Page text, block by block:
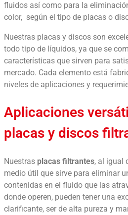
fluidos así como para la
color, según el tipo de placas o
Nuestras placas y discos son
todo tipo de líquidos, ya que se
características que sirven para
mercado. Cada elemento está
niveles de aplicaciones y
Aplicaciones
placas y discos
Nuestras placas filtrantes, al igual
medio útil que sirve para eliminar
contenidas en el fluido que las
donde operen, pueden tener una
clarificante, ser de alta pureza y